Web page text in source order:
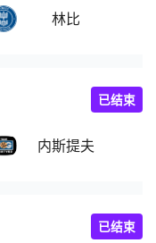
林比
内斯提夫
已结束
已结束